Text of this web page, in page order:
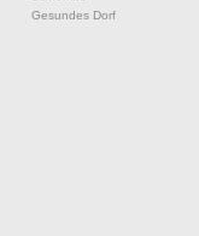
Gesundes Dorf